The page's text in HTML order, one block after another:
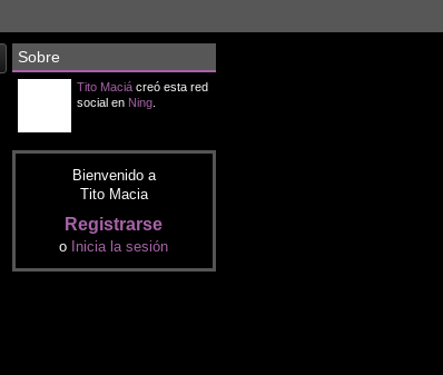
Sobre
Tito Maciácreó esta red
social en Ning.
Bienvenido a
Tito Macia
Registrarse
o Inicia la sesión